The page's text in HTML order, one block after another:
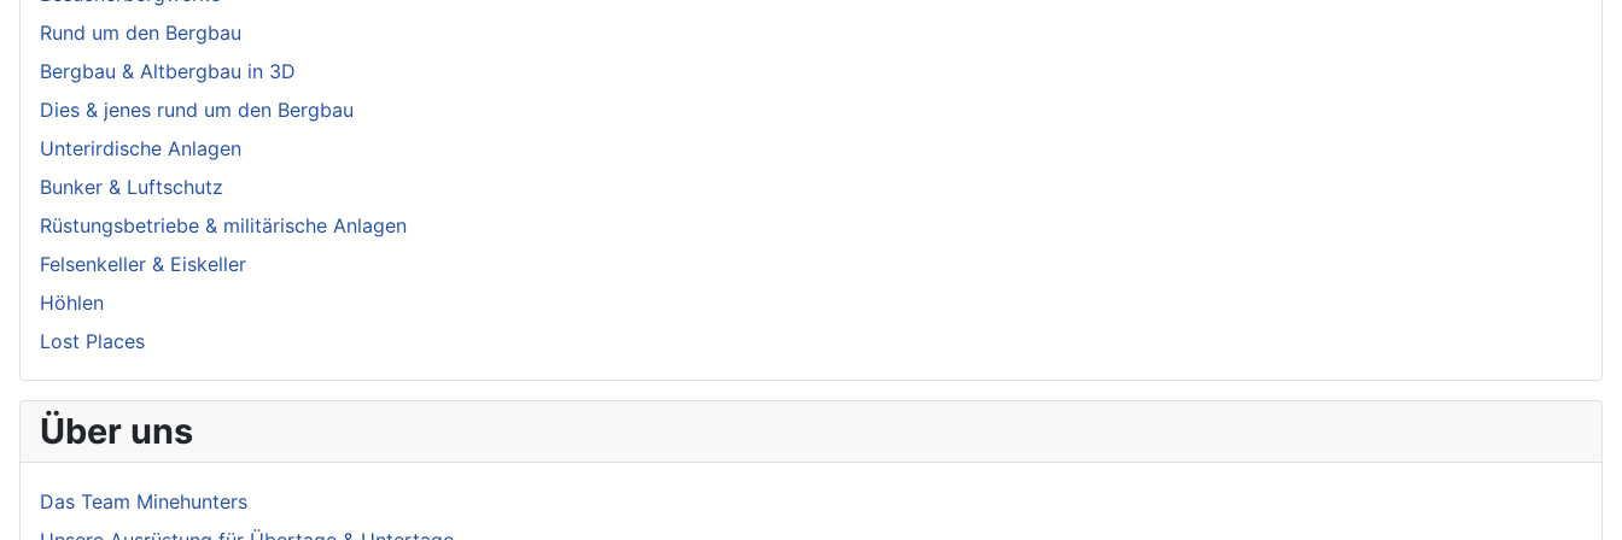
Rund um den Bergbau
Bergbau & Altbergbau in 3D
Dies & jenes rund um den Bergbau
Unterirdische Anlagen
Bunker & Luftschutz
Rüstungsbetriebe & militärische Anlagen
Felsenkeller & Eiskeller
Höhlen
Lost Places
Über uns
Das Team Minehunters